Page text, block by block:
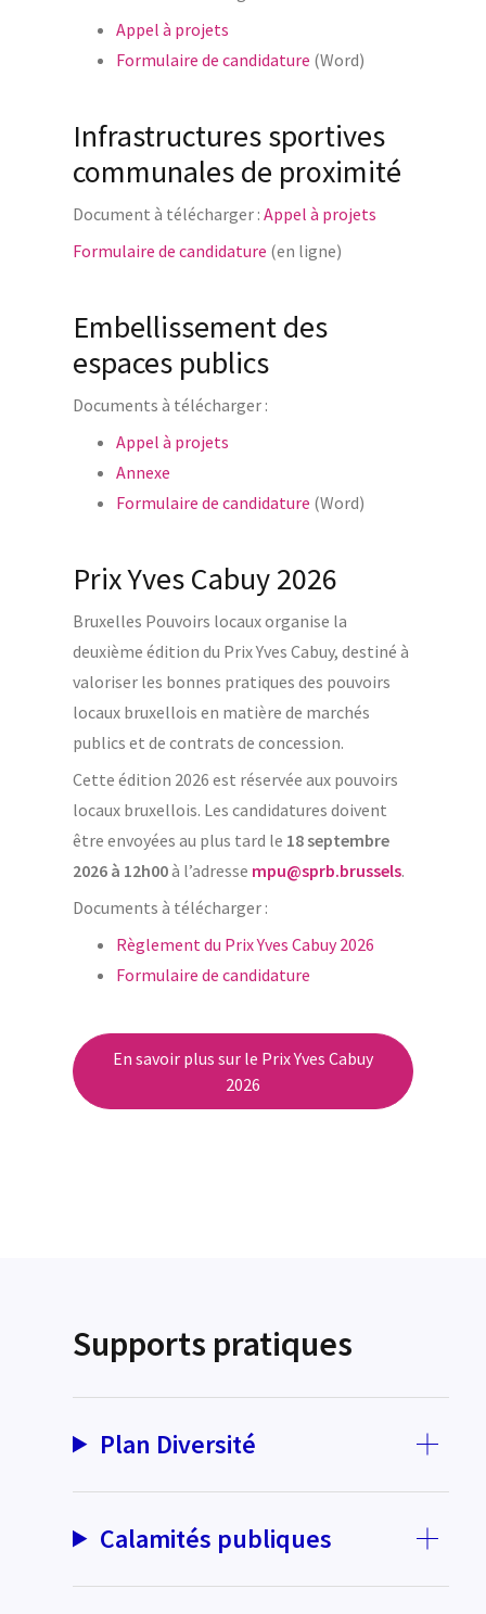
Appel à projets
Formulaire de candidature (Word)
Infrastructures sportives
communales de proximité
Document à télécharger : Appel à projets
Formulaire de candidature (en ligne)
Embellissement des
espaces publics
Documents à télécharger :
Appel à projets
Annexe
Formulaire de candidature (Word)
Prix Yves Cabuy 2026
Bruxelles Pouvoirs locaux organise la
deuxième édition du Prix Yves Cabuy, destiné à
valoriser les bonnes pratiques des pouvoirs
locaux bruxellois en matière de marchés
publics et de contrats de concession.
Cette édition 2026 est réservée aux pouvoirs
locaux bruxellois. Les candidatures doivent
être envoyées au plus tard le 18 septembre
2026 à 12h00à l’adresse mpu@sprb.brussels.
Documents à télécharger :
Règlement du Prix Yves Cabuy 2026
Formulaire de candidature
En savoir plus sur le Prix Yves Cabuy
2026
Supports pratiques
Plan Diversité
Calamités publiques